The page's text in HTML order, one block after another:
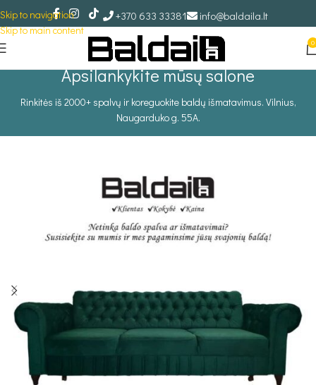
Skip to navigation
Skip to main content
+370 633 33381 info@baldaila.lt
0
Apsilankykite mūsų salone
Rinkitės iš 2000+ spalvų ir koreguokite baldų išmatavimus. Vilnius,
Naugarduko g. 55A.